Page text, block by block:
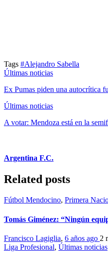
Tags #Alejandro Sabella
Últimas noticias
Ex Pumas piden una autocrítica
Últimas noticias
A votar: Mendoza está en la
Argentina F.C.
Related posts
Fútbol Mendocino, Primera
Tomás Giménez: “Ningún
Francisco Lagiglia, 6 años ago 2
Liga Profesional, Últimas noticias